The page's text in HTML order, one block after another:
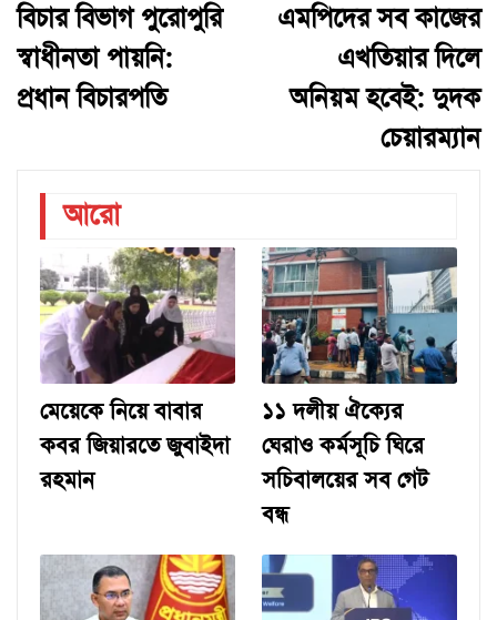
বিচার বিভাগ পুরোপুরি
স্বাধীনতা পায়নি:
প্রধান বিচারপতি
এমপিদের সব কাজের
এখতিয়ার দিলে
অনিয়ম হবেই: দুদক
চেয়ারম্যান
আরো
মেয়েকে নিয়ে বাবার
কবর জিয়ারতে জুবাইদা
রহমান
১১ দলীয় ঐক্যের
ঘেরাও কর্মসূচি ঘিরে
সচিবালয়ের সব গেট
বন্ধ